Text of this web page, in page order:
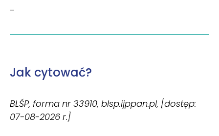
–
Jak cytować?
BLŚP, forma nr 33910, blsp.ijppan.pl, [dostęp:
07-08-2026 r.]